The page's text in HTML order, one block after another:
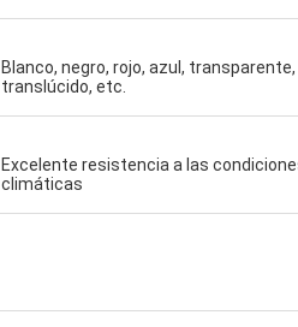
Blanco, negro, rojo, azul, transparente,
translúcido, etc.
Excelente resistencia a las
climáticas